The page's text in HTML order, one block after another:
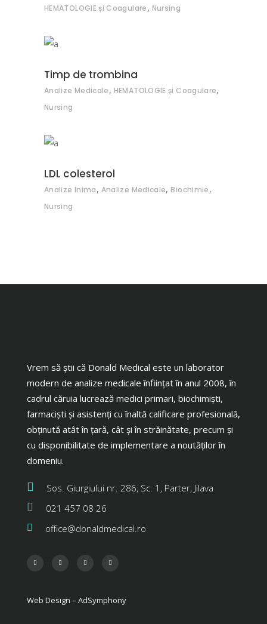
HEMATOLOGIE și Coagulare, Nursing
Timp de trombina
Analize Medicale, HEMATOLOGIE și Coagulare,
Nursing
LDL colesterol
Analize Inima, Analize Medicale, Biochimie,
Nursing
Vrem să știi că Donald Medical este un laborator
modern de analize medicale înființat în anul 2008, în
cadrul căruia lucrează medici primari, biochimiști,
farmaciști și asistenți cu înaltă calificare profesională,
obținută atât în țară, cât și în străinătate, precum și
cu disponibilitate de implementare a noutăților în
domeniu.
Sos. Giurgiului nr. 286, Sc. 1, Parter, Jilava
021 457 08 26
office@donaldmedical.ro
Web Design – AdSymphony